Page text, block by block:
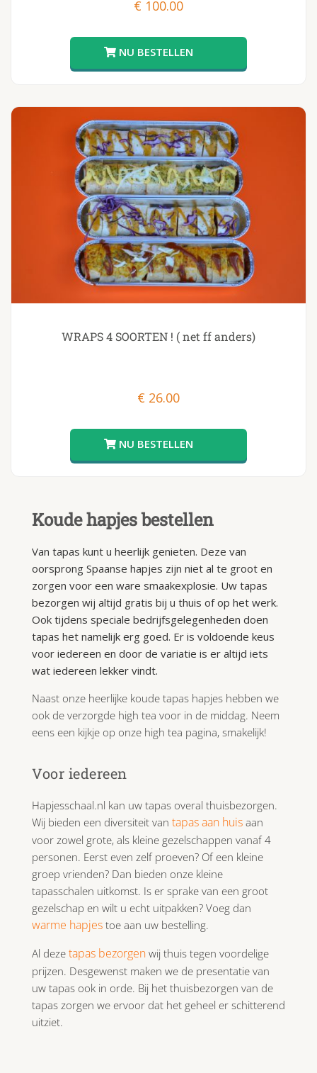
Koude hapjes bestellen
Van tapas kunt u heerlijk genieten. Deze van
oorsprong Spaanse hapjes zijn niet al te groot en
zorgen voor een ware smaakexplosie. Uw tapas
bezorgen wij altijd gratis bij u thuis of op het werk.
Ook tijdens speciale bedrijfsgelegenheden doen
tapas het namelijk erg goed. Er is voldoende keus
voor iedereen en door de variatie is er altijd iets
wat iedereen lekker vindt.
Naast onze heerlijke koude tapas hapjes hebben we
ook de verzorgde high tea voor in de middag. Neem
eens een kijkje op onze high tea pagina, smakelijk!
Voor iedereen
Hapjesschaal.nl kan uw tapas overal thuisbezorgen.
Wij bieden een diversiteit van tapas aan huis aan
voor zowel grote, als kleine gezelschappen vanaf 4
personen. Eerst even zelf proeven? Of een kleine
groep vrienden? Dan bieden onze kleine
tapasschalen uitkomst. Is er sprake van een groot
gezelschap en wilt u echt uitpakken? Voeg dan
warme hapjes toe aan uw bestelling.
Al deze tapas bezorgen wij thuis tegen voordelige
prijzen. Desgewenst maken we de presentatie van
uw tapas ook in orde. Bij het thuisbezorgen van de
tapas zorgen we ervoor dat het geheel er schitterend
uitziet.
€ 100.00
WRAPS 4 SOORTEN ! ( net ff anders)
€ 26.00